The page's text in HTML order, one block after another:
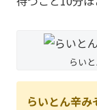
らい
らいとん辛